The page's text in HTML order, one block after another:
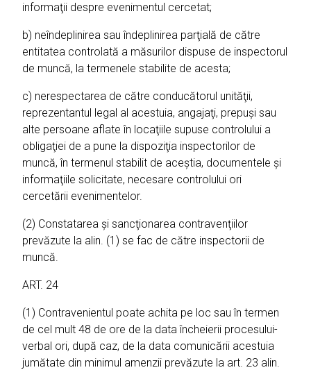
informaţii despre evenimentul cercetat;
b) neîndeplinirea sau îndeplinirea parţială de către
entitatea controlată a măsurilor dispuse de inspectorul
de muncă, la termenele stabilite de acesta;
c) nerespectarea de către conducătorul unităţii,
reprezentantul legal al acestuia, angajaţi, prepuşi sau
alte persoane aflate în locaţiile supuse controlului a
obligaţiei de a pune la dispoziţia inspectorilor de
muncă, în termenul stabilit de aceştia, documentele şi
informaţiile solicitate, necesare controlului ori
cercetării evenimentelor.
(2) Constatarea şi sancţionarea contravenţiilor
prevăzute la alin. (1) se fac de către inspectorii de
muncă.
ART. 24
(1) Contravenientul poate achita pe loc sau în termen
de cel mult 48 de ore de la data încheierii procesului-
verbal ori, după caz, de la data comunicării acestuia
jumătate din minimul amenzii prevăzute la art. 23 alin.